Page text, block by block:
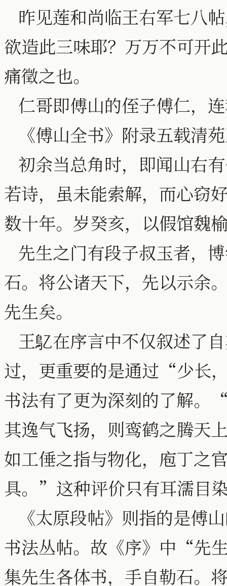
昨见莲和尚临王右军七八
欲造此三味耶？万万不可开
痛徵之也。
仁哥即傅山的侄子傅仁，
《傅山全书》附录五载清
初余当总角时，即闻山右
若诗，虽未能索解，而心窃
数十年。岁癸亥，以假馆魏
先生之门有段子叔玉者，
石。将公诸天下，先以示余
先生矣。
王鳦在序言中不仅叙述了
过，更重要的是通过“少长
书法有了更为深刻的了解。
其逸气飞扬，则鸾鹤之腾天
如工倕之指与物化，庖丁之
具。”这种评价只有耳濡目
《太原段帖》则指的是傅
书法丛帖。故《序》中“先
集先生各体书，手自勒石。